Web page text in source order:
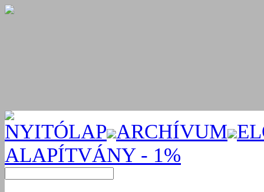
NYITÓLAP ARCHÍVUM
ALAPÍTVÁNY - 1%